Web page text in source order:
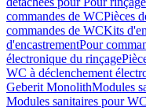
commandes de WCPièces
commandes de WCKits
d'encastrementPour
électronique du rinçage
WC à déclenchement
Geberit MonolithModules
Modules sanitaires pour WC